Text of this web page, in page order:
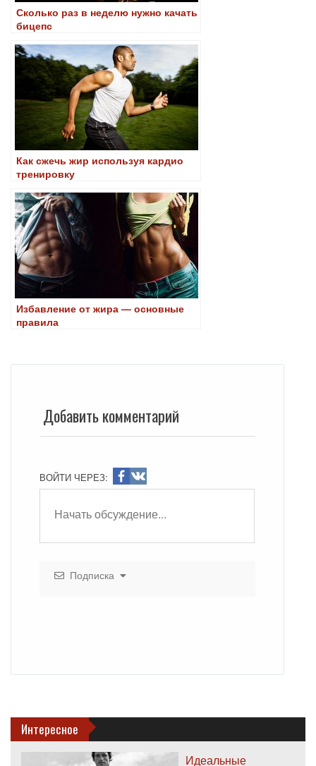
Сколько раз в неделю нужно качать
бицепс
Как сжечь жир используя кардио
тренировку
Избавление от жира — основные
правила
Добавить комментарий
ВОЙТИ ЧЕРЕЗ:
Подписка
Интересное
Идеальные